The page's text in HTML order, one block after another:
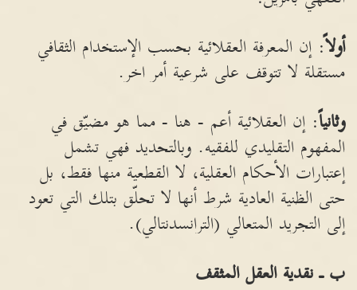
أولاً: إن المعرفة العقلائية بحسب الإستخدام الثقافي
مستقلة لا تتوقف على شرعية أمر اخر.
وثانياً: إن العقلائية أعم - هنا - مما هو مضيّق في
المفهوم التقليدي للفقيه. وبالتحديد فهي تشمل
إعتبارات الأحكام العقلية، لا القطعية منها فقط، بل
حتى الظنية العادية شرط أنها لا تحلّق بتلك التي تعود
إلى التجريد المتعالي (الترانسدنتالي).
ب ـ نقدية العقل المثقف